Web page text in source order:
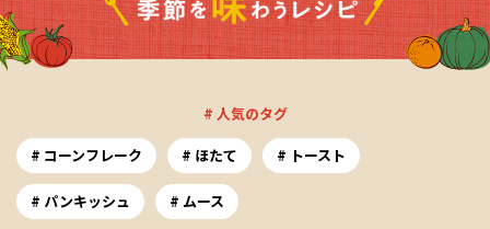
# 人気のタグ
コーンフレーク
ほたて トースト
パンキッシュ ムース